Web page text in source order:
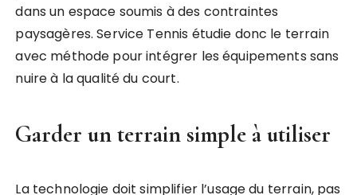
dans un espace soumis à des contraintes
paysagères. Service Tennis étudie donc le terrain
avec méthode pour intégrer les équipements sans
nuire à la qualité du court.
Garder un terrain simple à utiliser
La technologie doit simplifier l’usage du terrain, pas